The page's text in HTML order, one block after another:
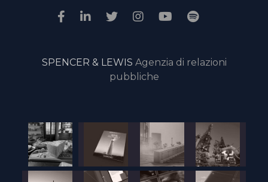
SPENCER & LEWIS Agenzia di relazioni
pubbliche